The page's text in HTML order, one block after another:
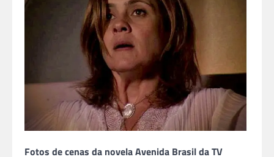
Fotos de cenas da novela Avenida Brasil da TV